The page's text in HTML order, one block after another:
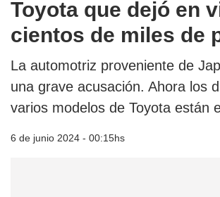
Toyota que dejó en
cientos de miles de
La automotriz proveniente de
una grave acusación. Ahora los
varios modelos de Toyota están
6 de junio 2024 - 00:15hs